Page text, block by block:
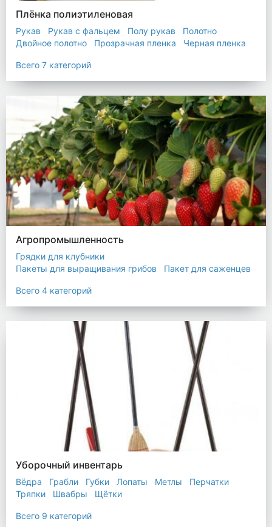
Плёнка полиэтиленовая
Рукав Рукав с фальцем Полу рукав
Полотно
Двойное полотно
Прозрачная пленка Черная пленка
Всего 7 категорий
Агропромышленность
Грядки для клубники
Пакеты для выращивания грибов
Пакет для саженцев
Всего 4 категорий
Уборочный инвентарь
Вёдра Грабли Губки Лопаты Метлы
Перчатки
Тряпки
Швабры Щётки
Всего 9 категорий